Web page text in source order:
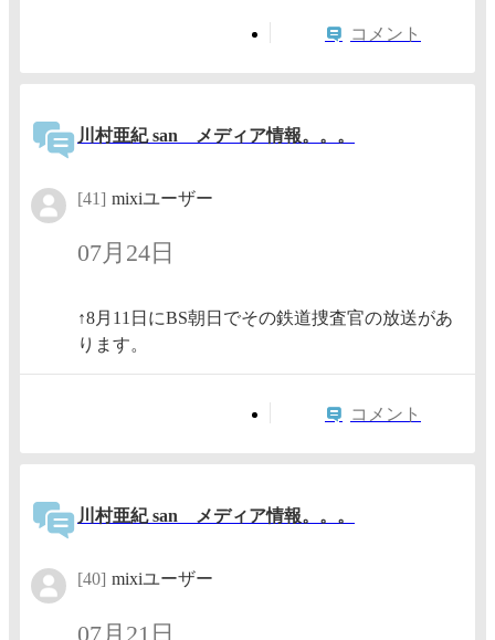
コメント
川村亜紀 san メディア情報。。。
[41] mixiユーザー
07月24日
↑8月11日にBS朝日でその鉄道捜査官の放送があ
ります。
コメント
川村亜紀 san メディア情報。。。
[40] mixiユーザー
07月21日